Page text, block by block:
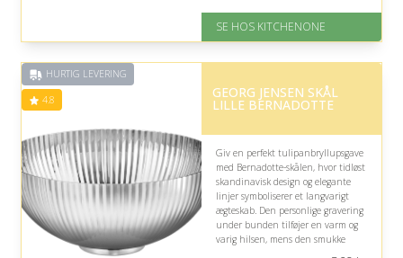
På lager
Levering: 1-5 hverdage
Gratis fragt
på 4.5 ud af 5
SE HOS KITCHENONE
HURTIG LEVERING
4.8 GEORG JENSEN SKÅL
LILLE BERNADOTTE
Giv en perfekt tulipanbryllupsgave
med Bernadotte-skålen, hvor tidløst
skandinavisk design og elegante
linjer symboliserer et langvarigt
ægteskab. Den personlige gravering
under bunden tilføjer en varm og
varig hilsen, mens den smukke